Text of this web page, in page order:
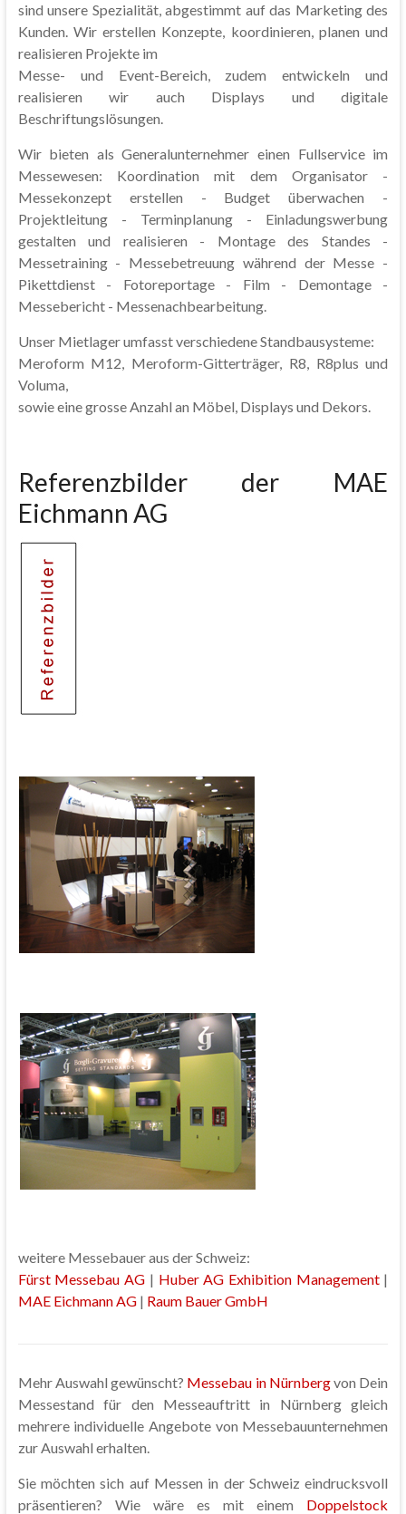
sind unsere Spezialität, abgestimmt auf das Marketing des
Kunden. Wir erstellen Konzepte, koordinieren, planen und
realisieren Projekte im
Messe- und Event-Bereich, zudem entwickeln und
realisieren wir auch Displays und digitale
Beschriftungslösungen.
Wir bieten als Generalunternehmer einen Fullservice im
Messewesen: Koordination mit dem Organisator -
Messekonzept erstellen - Budget überwachen -
Projektleitung - Terminplanung - Einladungswerbung
gestalten und realisieren - Montage des Standes -
Messetraining - Messebetreuung während der Messe -
Pikettdienst - Fotoreportage - Film - Demontage -
Messebericht - Messenachbearbeitung.
Unser Mietlager umfasst verschiedene Standbausysteme:
Meroform M12, Meroform-Gitterträger, R8, R8plus und
Voluma,
sowie eine grosse Anzahl an Möbel, Displays und Dekors.
Referenzbilder der MAE
Eichmann AG
weitere Messebauer aus der Schweiz:
Fürst Messebau AG | Huber AG Exhibition Management|
MAE Eichmann AG| Raum Bauer GmbH
Mehr Auswahl gewünscht? Messebau in Nürnbergvon Dein
Messestand für den Messeauftritt in Nürnberg gleich
mehrere individuelle Angebote von Messebauunternehmen
zur Auswahl erhalten.
Sie möchten sich auf Messen in der Schweiz eindrucksvoll
präsentieren? Wie wäre es mit einem Doppelstock